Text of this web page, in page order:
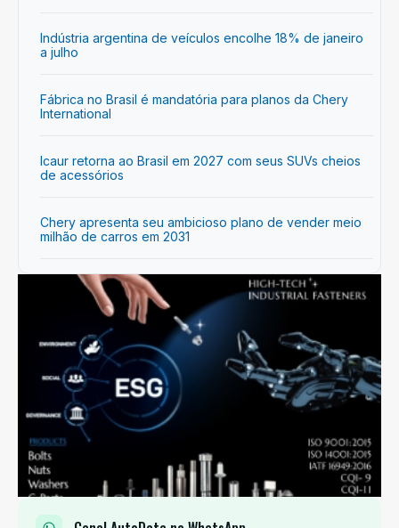
Indústria argentina de veículos encolhe 18% de janeiro
a julho
Fábrica no Brasil é mandatória para planos da Chery
International
Icaur retorna ao Brasil em 2027 com seus SUVs cheios
de acessórios
Chery apresenta seu ambicioso plano de vender meio
milhão de carros em 2031